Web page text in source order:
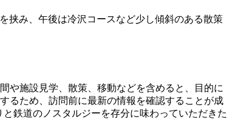
挟み、午後は冷沢コースなど少し傾斜のある散策
や施設見学、散策、移動などを含めると、目的に
るため、訪問前に最新の情報を確認することが成
鉄道のノスタルジーを存分に味わっていただきた